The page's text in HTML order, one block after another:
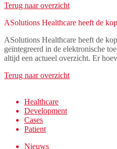
Terug naar overzicht
ASolutions Healthcare heeft de
ASolutions Healthcare heeft de
geïntegreerd in de elektronische
altijd een actueel overzicht. Er
Terug naar overzicht
Healthcare
Development
Cases
Patient
Nieuws